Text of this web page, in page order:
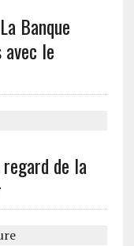
Banque
avec le
de la